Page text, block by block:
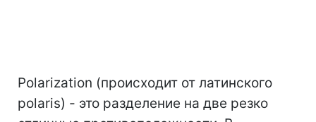
Polarization (происходит от латинского
polaris) - это разделение на две резко